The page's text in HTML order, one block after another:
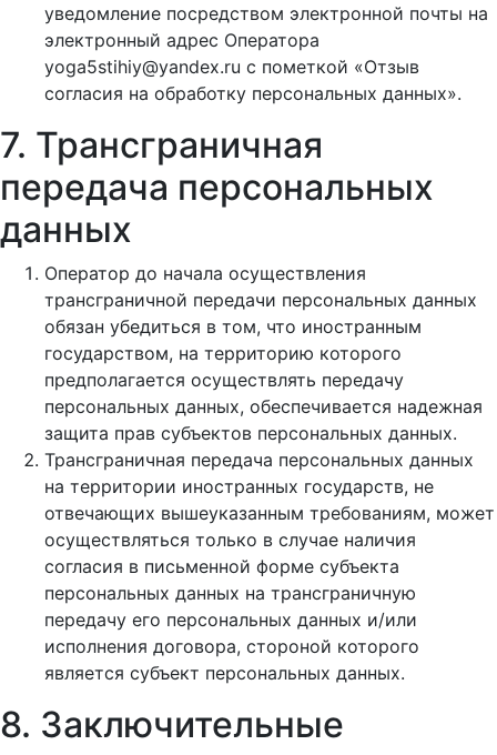
уведомление посредством электронной почты на
электронный адрес Оператора
yoga5stihiy@yandex.ru с пометкой «Отзыв
согласия на обработку персональных данных».
7. Трансграничная
передача персональных
данных
Оператор до начала осуществления
трансграничной передачи персональных данных
обязан убедиться в том, что иностранным
государством, на территорию которого
предполагается осуществлять передачу
персональных данных, обеспечивается надежная
защита прав субъектов персональных данных.
Трансграничная передача персональных данных
на территории иностранных государств, не
отвечающих вышеуказанным требованиям, может
осуществляться только в случае наличия
согласия в письменной форме субъекта
персональных данных на трансграничную
передачу его персональных данных и/или
исполнения договора, стороной которого
является субъект персональных данных.
8. Заключительные